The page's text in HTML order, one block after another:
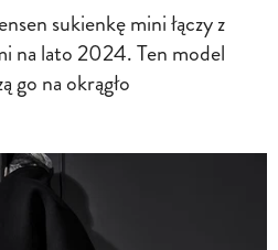
sukienkę mini łączy z
na lato 2024. Ten model
go na okrągło